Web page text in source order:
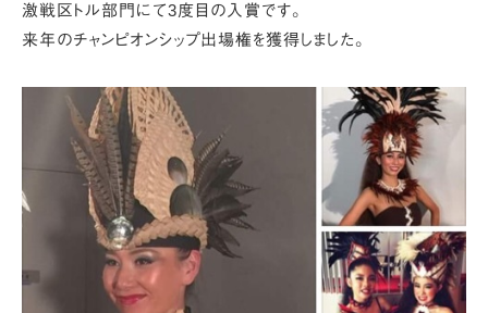
激戦区トル部門にて3度目の入賞です。
来年のチャンピオンシップ出場権を獲得しました。